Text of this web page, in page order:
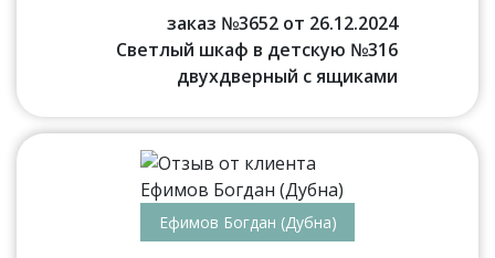
заказ №3652 от 26.12.2024
Светлый шкаф в детскую №316
двухдверный с ящиками
Ефимов Богдан (Дубна)